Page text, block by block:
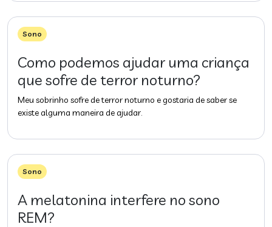
Sono
Como podemos ajudar uma criança
que sofre de terror noturno?
Meu sobrinho sofre de terror noturno e gostaria de saber se
existe alguma maneira de ajudar.
Sono
A melatonina interfere no sono
REM?